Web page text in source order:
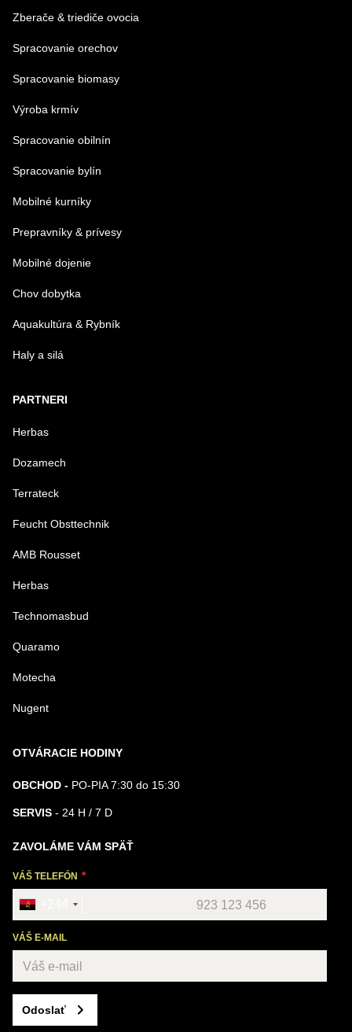
Zberače & triediče ovocia
Spracovanie orechov
Spracovanie biomasy
Výroba krmív
Spracovanie obilnín
Spracovanie bylín
Mobilné kurníky
Prepravníky & prívesy
Mobilné dojenie
Chov dobytka
Aquakultúra & Rybník
Haly a silá
PARTNERI
Herbas
Dozamech
Terrateck
Feucht Obsttechnik
AMB Rousset
Herbas
Technomasbud
Quaramo
Motecha
Nugent
OTVÁRACIE HODINY
OBCHOD - PO-PIA 7:30 do 15:30
SERVIS - 24 H / 7 D
ZAVOLÁME VÁM SPÄŤ
VÁŠ TELEFÓN
VÁŠ E-MAIL
Odoslať